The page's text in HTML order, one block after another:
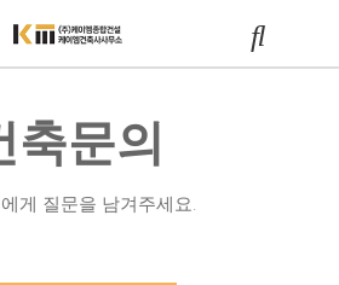
축문의
게 질문을 남겨주세요.